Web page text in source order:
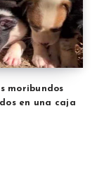
moribundos
en una caja